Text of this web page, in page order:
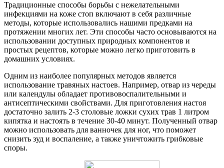
Традиционные способы борьбы с нежелательными
инфекциями на коже стоп включают в себя различные
методы, которые использовались нашими предками на
протяжении многих лет. Эти способы часто основываются на
использовании доступных природных компонентов и
простых рецептов, которые можно легко приготовить в
домашних условиях.
Одним из наиболее популярных методов является
использование травяных настоев. Например, отвар из череды
или календулы обладает противовоспалительными и
антисептическими свойствами. Для приготовления настоя
достаточно залить 2-3 столовые ложки сухих трав 1 литром
кипятка и настоять в течение 30-40 минут. Полученный отвар
можно использовать для ванночек для ног, что поможет
снизить зуд и воспаление, а также уничтожить грибковые
споры.